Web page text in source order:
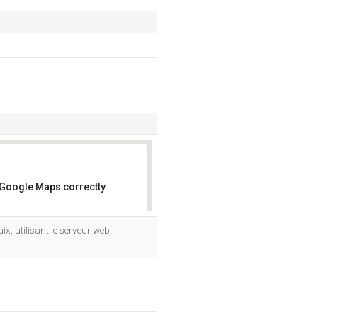
Maps correctly.
utilisant le serveur web